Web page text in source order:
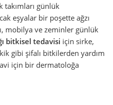
takımları günlük
eşyalar bir poşette ağzı
mobilya ve zeminler günlük
bitkisel tedavisi için sirke,
gibi şifalı bitkilerden yardım
için bir dermatoloğa